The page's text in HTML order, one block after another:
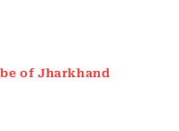
of Jharkhand